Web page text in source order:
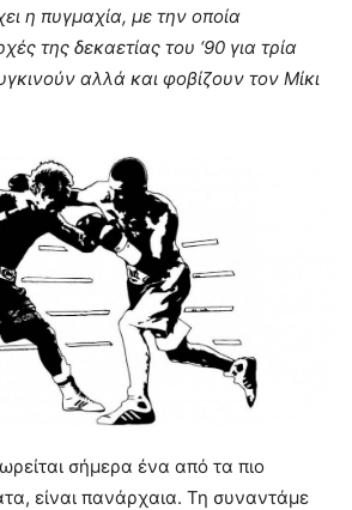
η πυγμαχία, με την οποία
της δεκαετίας του ‘90 για τρία
αλλά και φοβίζουν τον Μίκι
σήμερα ένα από τα πιο
είναι πανάρχαια. Τη συναντάμε